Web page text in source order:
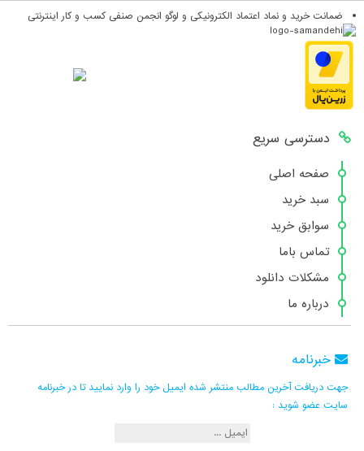
ضمانت خرید و نماد اعتماد الکترونیکی و لوگو انجمن صنفی کسب و کار اینترنتی
دسترسی سریع
صفحه اصلی
سبد خرید
سوابق خرید
تماس باما
مشکلات دانلود
درباره ما
خبرنامه
جهت دریافت آخرین مطالب منتشر شده ایمیل خود را وارد نمایید تا در خبرنامه
سایت عضو شوید :